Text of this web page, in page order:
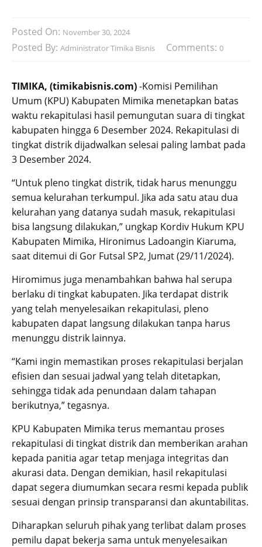
Posted On: November 30, 2024
Posted By: Administrator Timika Bisnis Comments: 0
TIMIKA, (timikabisnis.com)-Komisi Pemilihan
Umum (KPU) Kabupaten Mimika menetapkan batas
waktu rekapitulasi hasil pemungutan suara di tingkat
kabupaten hingga 6 Desember 2024. Rekapitulasi di
tingkat distrik dijadwalkan selesai paling lambat pada
3 Desember 2024.
“Untuk pleno tingkat distrik, tidak harus menunggu
semua kelurahan terkumpul. Jika ada satu atau dua
kelurahan yang datanya sudah masuk, rekapitulasi
bisa langsung dilakukan,” ungkap Kordiv Hukum KPU
Kabupaten Mimika, Hironimus Ladoangin Kiaruma,
saat ditemui di Gor Futsal SP2, Jumat (29/11/2024).
Hiromimus juga menambahkan bahwa hal serupa
berlaku di tingkat kabupaten. Jika terdapat distrik
yang telah menyelesaikan rekapitulasi, pleno
kabupaten dapat langsung dilakukan tanpa harus
menunggu distrik lainnya.
“Kami ingin memastikan proses rekapitulasi berjalan
efisien dan sesuai jadwal yang telah ditetapkan,
sehingga tidak ada penundaan dalam tahapan
berikutnya,” tegasnya.
KPU Kabupaten Mimika terus memantau proses
rekapitulasi di tingkat distrik dan memberikan arahan
kepada panitia agar tetap menjaga integritas dan
akurasi data. Dengan demikian, hasil rekapitulasi
dapat segera diumumkan secara resmi kepada publik
sesuai dengan prinsip transparansi dan akuntabilitas.
Diharapkan seluruh pihak yang terlibat dalam proses
pemilu dapat bekerja sama untuk menyelesaikan